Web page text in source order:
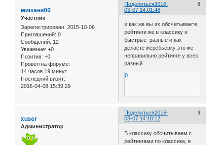
Поделиться 8
2016-
03-07 14:01:48
мишаня00
Участник
Зарегистрирован: 2015-10-06
Приглашений: 0
Сообщений: 12
Уважение: +0
Позитив: +0
Провел на форуме:
14 часов 19 минут
Последний визит:
2016-04-08 15:39:29
и как же вы их обсчитываете
рейтинги же в классику и
быстрые разные и как
делаете жеребьевку это же
неправильно рейтинге у всех
разный
0
Поделиться 9
2016-
03-07 14:18:12
xuser
Администратор
В классику обсчитываем с
рейтингами по классике, в